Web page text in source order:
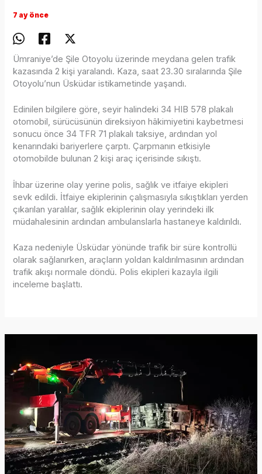
7 ay önce
Ümraniye’de Şile Otoyolu üzerinde meydana gelen trafik
kazasında 2 kişi yaralandı. Kaza, saat 23.30 sıralarında Şile
Otoyolu’nun Üsküdar istikametinde yaşandı.
Edinilen bilgilere göre, seyir halindeki 34 HIB 578 plakalı
otomobil, sürücüsünün direksiyon hâkimiyetini kaybetmesi
sonucu önce 34 TFR 71 plakalı taksiye, ardından yol
kenarındaki bariyerlere çarptı. Çarpmanın etkisiyle
otomobilde bulunan 2 kişi araç içerisinde sıkıştı.
İhbar üzerine olay yerine polis, sağlık ve itfaiye ekipleri
sevk edildi. İtfaiye ekiplerinin çalışmasıyla sıkıştıkları yerden
çıkarılan yaralılar, sağlık ekiplerinin olay yerindeki ilk
müdahalesinin ardından ambulanslarla hastaneye kaldırıldı.
Kaza nedeniyle Üsküdar yönünde trafik bir süre kontrollü
olarak sağlanırken, araçların yoldan kaldırılmasının ardından
trafik akışı normale döndü. Polis ekipleri kazayla ilgili
inceleme başlattı.